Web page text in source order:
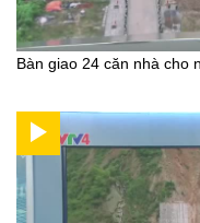
Bàn giao 24 căn nhà cho